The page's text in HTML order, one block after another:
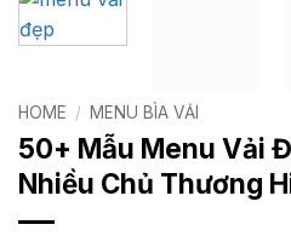
HOME / MENU BÌA VẢI
50+ Mẫu Menu Vải
Nhiều Chủ Thương